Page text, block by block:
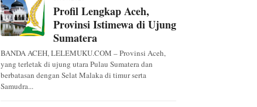
Profil Lengkap Aceh,
Provinsi Istimewa di Ujung
Sumatera
BANDA ACEH, LELEMUKU.COM – Provinsi Aceh,
yang terletak di ujung utara Pulau Sumatera dan
berbatasan dengan Selat Malaka di timur serta
Samudra...